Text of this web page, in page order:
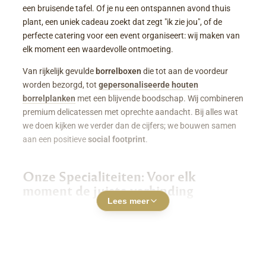
een bruisende tafel. Of je nu een ontspannen avond thuis
plant, een uniek cadeau zoekt dat zegt "ik zie jou", of de
perfecte catering voor een event organiseert: wij maken van
elk moment een waardevolle ontmoeting.
Van rijkelijk gevuldeborrelboxen die tot aan de voordeur
worden bezorgd, tot gepersonaliseerde houten
borrelplanken met een blijvende boodschap. Wij combineren
premium delicatessen met oprechte aandacht. Bij alles wat
we doen kijken we verder dan de cijfers; we bouwen samen
aan een positievesocial footprint.
Onze Specialiteiten: Voor elk
moment de juiste verbinding
Luxe Borrelboxen & Borrelpakketten
Lees meer